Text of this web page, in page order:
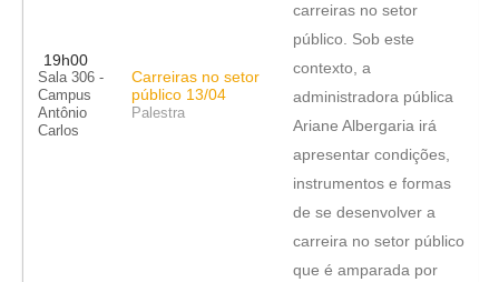
19h00
Sala 306 -
Campus
Antônio
Carlos
Carreiras no setor
público 13/04
Palestra
carreiras no setor
público. Sob este
contexto, a
administradora pública
Ariane Albergaria irá
apresentar condições,
instrumentos e formas
de se desenvolver a
carreira no setor público
que é amparada por